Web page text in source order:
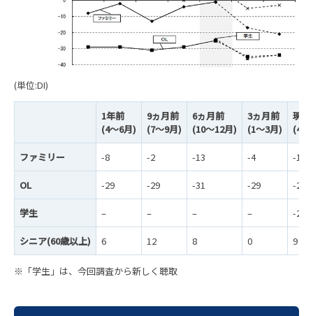
(単位:DI)
1年前
(4～6月)
9ヵ月前
(7～9月)
6ヵ月前
(10～12月)
3ヵ月前
(1～3月)
現況
(4～
ファミリー -8 -2 -13 -4 -1
OL -29 -29 -31 -29 -25
学生 – – – – -24
シニア(60歳以上) 6 12 8 0 9
※「学生」は、今回調査から新しく聴取